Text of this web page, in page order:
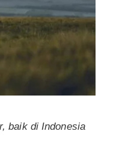
baik di Indonesia